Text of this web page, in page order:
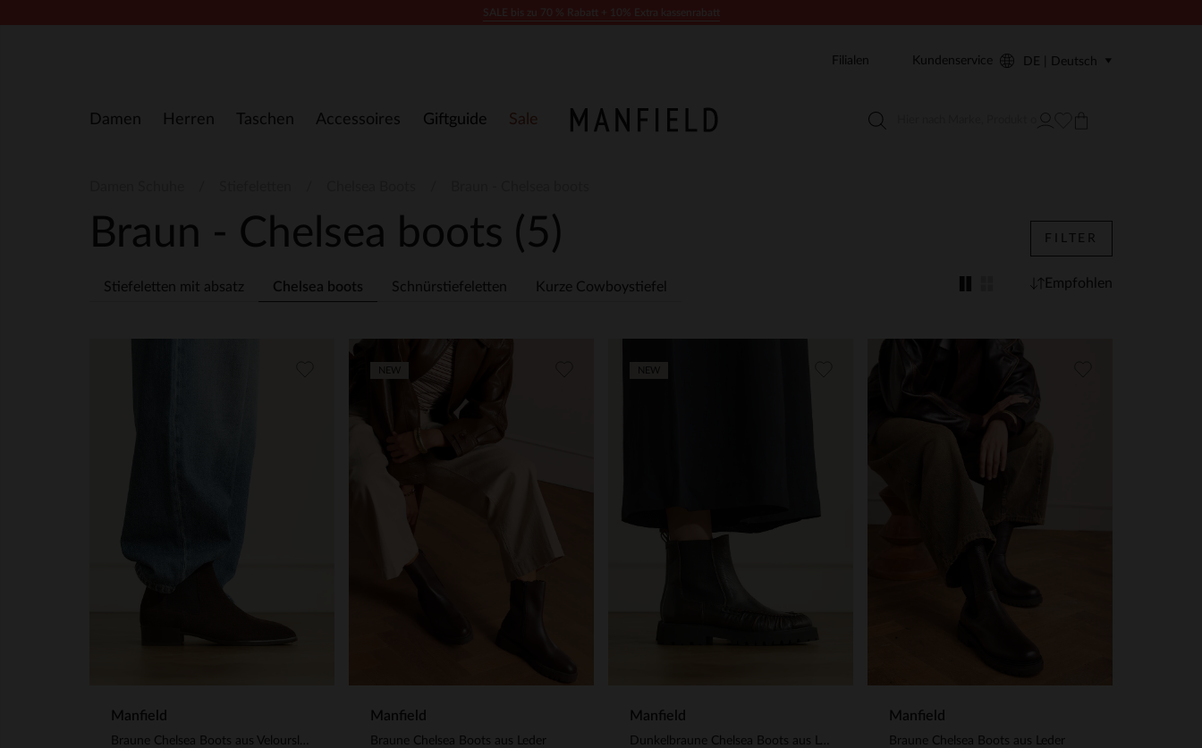
Damen Herren Taschen Accessoires Giftguide Sale
Filialen Kundenservice DE | Deutsch
Braun - Chelsea boots (5)
Stiefeletten mit absatz Chelsea boots Schnürstiefeletten Kurze Cowboystiefel
FILTER
Empfohlen
Manfield Manfield
Braune Chelsea Boots aus Leder
Manfield Manfield
Braune Chelsea Boots aus Leder